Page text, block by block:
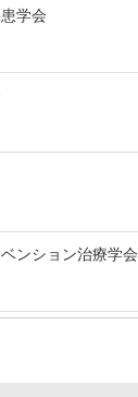
学会
ンション治療学会